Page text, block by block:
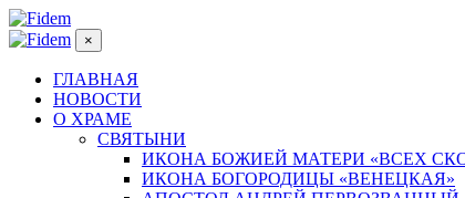
×
ГЛАВНАЯ
НОВОСТИ
О ХРАМЕ
СВЯТЫНИ
ИКОНА БОЖИЕЙ МАТЕРИ «ВСЕХ
ИКОНА БОГОРОДИЦЫ «ВЕНЕЦКАЯ»